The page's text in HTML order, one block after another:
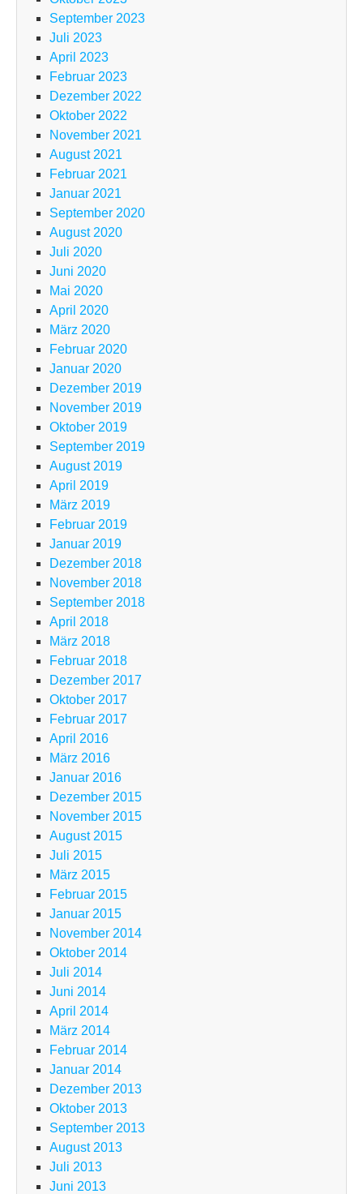
September 2023
Juli 2023
April 2023
Februar 2023
Dezember 2022
Oktober 2022
November 2021
August 2021
Februar 2021
Januar 2021
September 2020
August 2020
Juli 2020
Juni 2020
Mai 2020
April 2020
März 2020
Februar 2020
Januar 2020
Dezember 2019
November 2019
Oktober 2019
September 2019
August 2019
April 2019
März 2019
Februar 2019
Januar 2019
Dezember 2018
November 2018
September 2018
April 2018
März 2018
Februar 2018
Dezember 2017
Oktober 2017
Februar 2017
April 2016
März 2016
Januar 2016
Dezember 2015
November 2015
August 2015
Juli 2015
März 2015
Februar 2015
Januar 2015
November 2014
Oktober 2014
Juli 2014
Juni 2014
April 2014
März 2014
Februar 2014
Januar 2014
Dezember 2013
Oktober 2013
September 2013
August 2013
Juli 2013
Juni 2013